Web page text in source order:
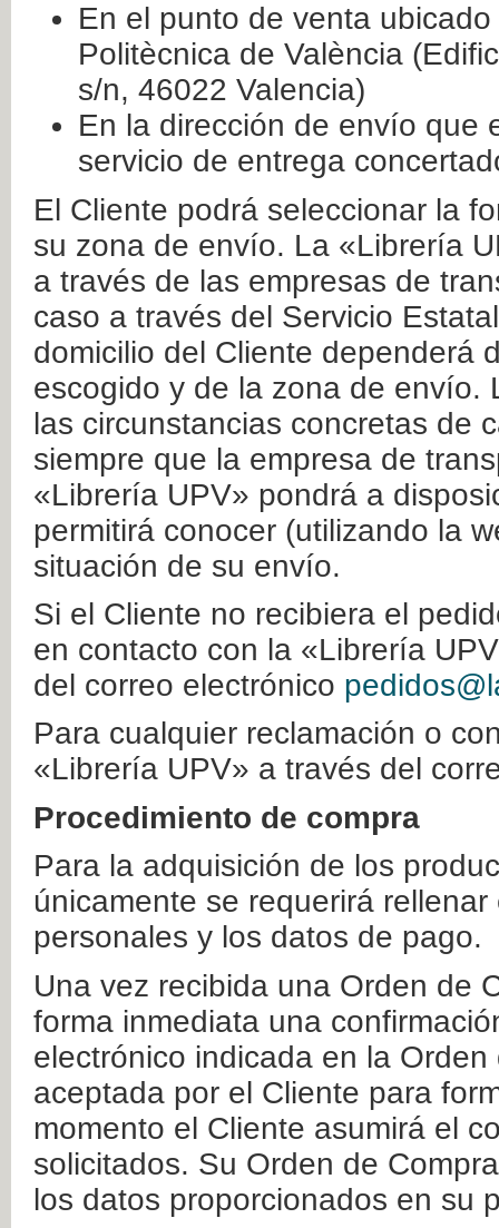
En el punto de venta
Politècnica de València
s/n, 46022 Valencia)
En la dirección de envío que
servicio de entrega
El Cliente podrá seleccionar la
su zona de envío. La «Librería
a través de las empresas de
caso a través del Servicio
domicilio del Cliente dependerá
escogido y de la zona de envío.
las circunstancias concretas de
siempre que la empresa de
«Librería UPV» pondrá a
permitirá conocer (utilizando la
situación de su envío.
Si el Cliente no recibiera el
en contacto con la «Librería
del correo electrónico
Para cualquier reclamación o
«Librería UPV» a través del
Procedimiento de compra
Para la adquisición de los
únicamente se requerirá
personales y los datos de pago.
Una vez recibida una Orden de
forma inmediata una
electrónico indicada en la
aceptada por el Cliente para
momento el Cliente asumirá el
solicitados. Su Orden de
los datos proporcionados en su